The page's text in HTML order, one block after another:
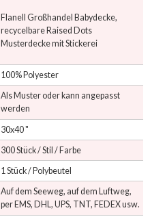
Flanell Großhandel Babydecke,
recycelbare Raised Dots
Musterdecke mit Stickerei
100% Polyester
Als Muster oder kann angepasst
werden
30x40 "
300 Stück / Stil / Farbe
1 Stück / Polybeutel
Auf dem Seeweg, auf dem Luftweg,
per EMS, DHL, UPS, TNT, FEDEX usw.